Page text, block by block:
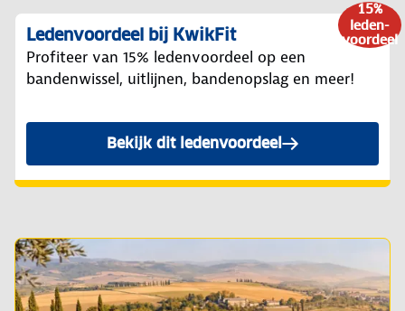
15%
leden-
voordeel
Ledenvoordeel bij KwikFit
Profiteer van 15% ledenvoordeel op een
bandenwissel, uitlijnen, bandenopslag en meer!
Bekijk dit ledenvoordeel